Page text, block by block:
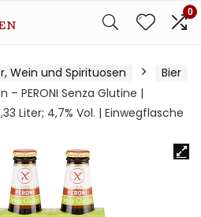
0
Wein und Spirituosen
Bier
– PERONI Senza Glutine |
Liter; 4,7% Vol. | Einwegflasche